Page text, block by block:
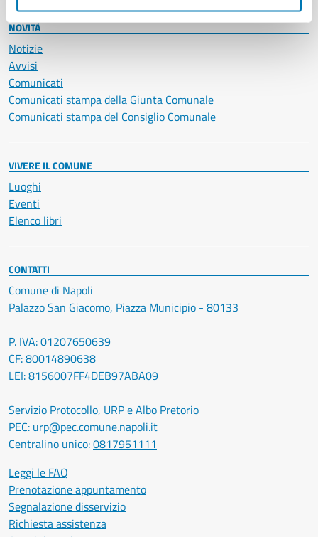
NOVITÀ
Notizie
Avvisi
Comunicati
Comunicati stampa della Giunta Comunale
Comunicati stampa del Consiglio Comunale
VIVERE IL COMUNE
Luoghi
Eventi
Elenco libri
CONTATTI
Comune di Napoli
Palazzo San Giacomo, Piazza Municipio - 80133
P. IVA: 01207650639
CF: 80014890638
LEI: 8156007FF4DEB97ABA09
Servizio Protocollo, URP e Albo Pretorio
PEC: urp@pec.comune.napoli.it
Centralino unico:0817951111
Leggi le FAQ
Prenotazione appuntamento
Segnalazione disservizio
Richiesta assistenza